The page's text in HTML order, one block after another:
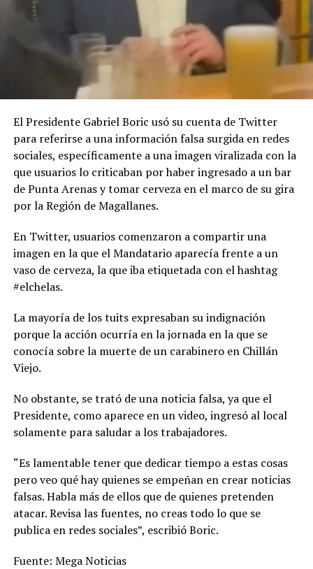
El Presidente Gabriel Boric usó su cuenta de Twitter
para referirse a una información falsa surgida en redes
sociales, específicamente a una imagen viralizada con la
que usuarios lo criticaban por haber ingresado a un bar
de Punta Arenas y tomar cerveza en el marco de su gira
por la Región de Magallanes.
En Twitter, usuarios comenzaron a compartir una
imagen en la que el Mandatario aparecía frente a un
vaso de cerveza, la que iba etiquetada con el hashtag
#elchelas.
La mayoría de los tuits expresaban su indignación
porque la acción ocurría en la jornada en la que se
conocía sobre la muerte de un carabinero en Chillán
Viejo.
No obstante, se trató de una noticia falsa, ya que el
Presidente, como aparece en un video, ingresó al local
solamente para saludar a los trabajadores.
“Es lamentable tener que dedicar tiempo a estas cosas
pero veo qué hay quienes se empeñan en crear noticias
falsas. Habla más de ellos que de quienes pretenden
atacar. Revisa las fuentes, no creas todo lo que se
publica en redes sociales”, escribió Boric.
Fuente: Mega Noticias